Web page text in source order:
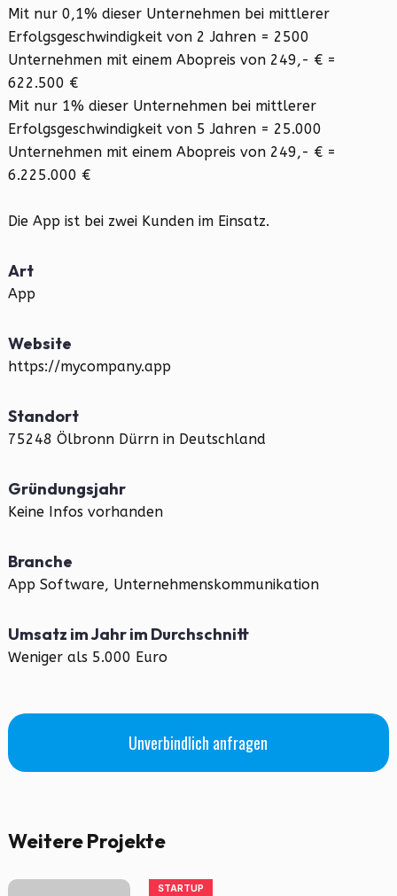
Mit nur 0,1% dieser Unternehmen bei mittlerer
Erfolgsgeschwindigkeit von 2 Jahren = 2500
Unternehmen mit einem Abopreis von 249,- € =
622.500 €
Mit nur 1% dieser Unternehmen bei mittlerer
Erfolgsgeschwindigkeit von 5 Jahren = 25.000
Unternehmen mit einem Abopreis von 249,- € =
6.225.000 €
Die App ist bei zwei Kunden im Einsatz.
Art
App
Website
https://mycompany.app
Standort
75248 Ölbronn Dürrn in Deutschland
Gründungsjahr
Keine Infos vorhanden
Branche
App Software, Unternehmenskommunikation
Umsatz im Jahr im Durchschnitt
Weniger als 5.000 Euro
Unverbindlich anfragen
Weitere Projekte
STARTUP